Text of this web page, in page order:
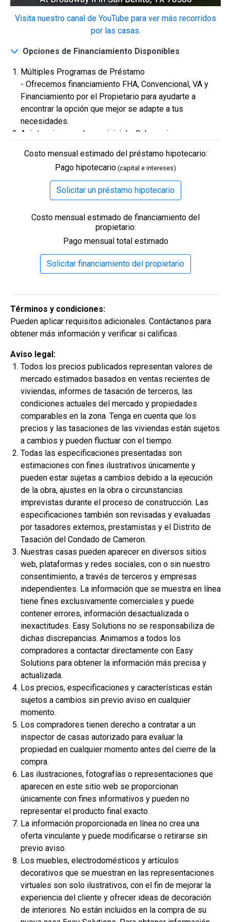
328 Liberty Circle, San Benito, TX, 78586
$334,900
4 Hab | 2.5 Ba |2,355.4 Pies2totales
Construcción en progreso
$306,900
3 Hab | 1 Ofi | 2.5 Ba |2,188.8 Pies2totales
320 Liberty Circle, San Benito, TX, 78586
Construcción en progreso En venta
$334,900
4 Hab | 2.5 Ba |2,357.2 Pies totales
312 Liberty Circle, San Benito, TX, 78586
Construcción en progreso En venta
$359,900
4 Hab | 1 Ofi | 3.5 Ba |2,533.6 Pies totales
308 Liberty Circle, San Benito, TX, 78586
Construcción en progreso En venta
$306,900
Visita nuestro canal de YouTube para ver más recorridos
por las casas.
Opciones de Financiamiento Disponibles
Múltiples Programas de Préstamo
- Ofrecemos financiamiento FHA, Convencional, VA y
Financiamiento por el Propietario para ayudarte a
encontrar la opción que mejor se adapte a tus
necesidades.
Asistencia para el pago inicial y Subvenciones
costos de bolsillo, con puntajes de crédito calificados a
partir de 580.
Requisitos flexibles de Crédito
Compradores con puntajes de crédito desde los 500
mejorar tu crédito.
Costo mensual estimado del préstamo hipotecario:
Pago hipotecario (capital e intereses)
Solicitar un préstamo hipotecario
Costo mensual estimado de financiamiento del
propietario:
Pago mensual total estimado
Solicitar financiamiento del propietario
Términos y condiciones:
Pueden aplicar requisitos adicionales. Contáctanos para
obtener más información y verificar si calificas.
Aviso legal:
Todos los precios publicados representan valores de
mercado estimados basados en ventas recientes de
viviendas, informes de tasación de terceros, las
condiciones actuales del mercado y propiedades
comparables en la zona. Tenga en cuenta que los
precios y las tasaciones de las viviendas están sujetos
a cambios y pueden fluctuar con el tiempo.
Todas las especificaciones presentadas son
estimaciones con fines ilustrativos únicamente y
pueden estar sujetas a cambios debido a la ejecución
de la obra, ajustes en la obra o circunstancias
imprevistas durante el proceso de construcción. Las
especificaciones también son revisadas y evaluadas
por tasadores externos, prestamistas y el Distrito de
Tasación del Condado de Cameron.
Nuestras casas pueden aparecer en diversos sitios
web, plataformas y redes sociales, con o sin nuestro
consentimiento, a través de terceros y empresas
independientes. La información que se muestra en línea
tiene fines exclusivamente comerciales y puede
contener errores, información desactualizada o
inexactitudes. Easy Solutions no se responsabiliza de
dichas discrepancias. Animamos a todos los
compradores a contactar directamente con Easy
Solutions para obtener la información más precisa y
actualizada.
Los precios, especificaciones y características están
sujetos a cambios sin previo aviso en cualquier
momento.
Los compradores tienen derecho a contratar a un
inspector de casas autorizado para evaluar la
propiedad en cualquier momento antes del cierre de la
compra.
Las ilustraciones, fotografías o representaciones que
aparecen en este sitio web se proporcionan
únicamente con fines informativos y pueden no
representar el producto final exacto.
La información proporcionada en línea no crea una
oferta vinculante y puede modificarse o retirarse sin
previo aviso.
Los muebles, electrodomésticos y artículos
decorativos que se muestran en las representaciones
virtuales son solo ilustrativos, con el fin de mejorar la
experiencia del cliente y ofrecer ideas de decoración
de interiores. No están incluidos en la compra de su